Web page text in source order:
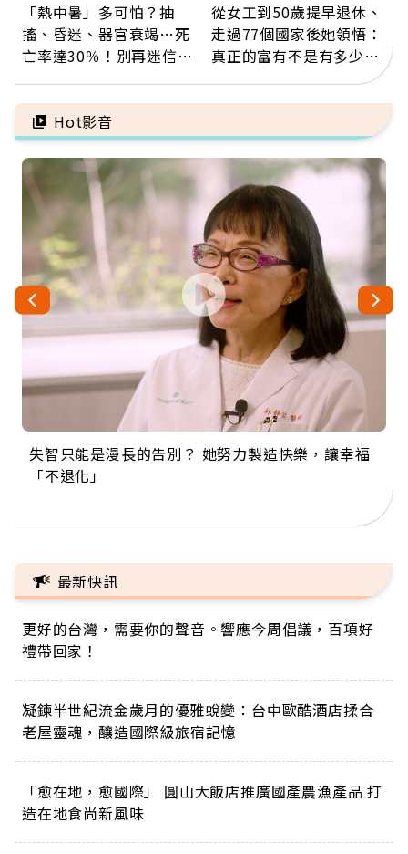
「熱中暑」多可怕？抽
搐、昏迷、器官衰竭…死
亡率達30％！別再迷信
5招才能真救命
從女工到50歲提早退休、
走過77個國家後她領悟：
真正的富有不是有多少
錢，而是擁有選擇人生的
自由
Hot影音
失智只能是漫長的告別？ 她努力製造快樂，讓幸福
「不退化」
來自剛果的巧克力神父 為台灣奉獻36年 「台灣是我
的家，我連作夢都講台語！」
63歲卸矽谷副總、搬回台灣找快樂！「蛋黃哥小
丑」走進安養院，逗樂上萬爺奶：退休後才開始真
104歲打破金氏世界紀錄 成為全球最年長羽球選
手，分享長壽的秘密原來是「這個」
事業巔峰他選擇追夢…黑手阿伯拉小提琴還登上小
巨蛋！連CNN都大讚！
最新快訊
更好的台灣，需要你的聲音。響應今周倡議，百項好
禮帶回家！
凝鍊半世紀流金歲月的優雅蛻變：台中歐酷酒店揉合
老屋靈魂，釀造國際級旅宿記憶
「愈在地，愈國際」 圓山大飯店推廣國產農漁產品 打
造在地食尚新風味